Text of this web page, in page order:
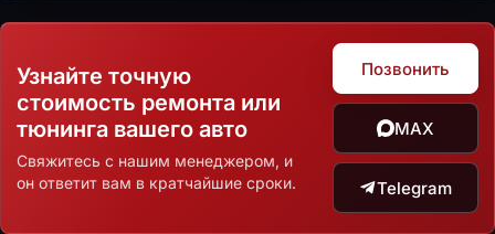
Узнайте точную
стоимость ремонта или
тюнинга вашего авто
Свяжитесь с нашим менеджером, и
он ответит вам в кратчайшие сроки.
Позвонить
MAX
Telegram